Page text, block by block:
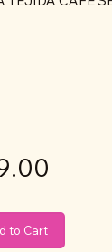
to Cart